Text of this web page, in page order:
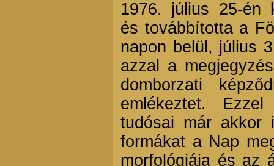
1976. július 25-én
és továbbította a
napon belül, július
azzal a
domborzati
emlékeztet.
tudósai már akkor
formákat a Nap
morfológiája és az